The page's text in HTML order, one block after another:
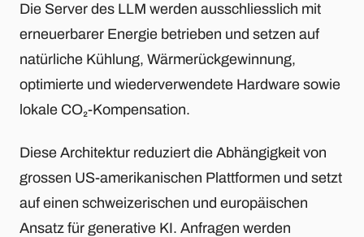
Die Server des LLM werden ausschliesslich mit
erneuerbarer Energie betrieben und setzen auf
natürliche Kühlung, Wärmerückgewinnung,
optimierte und wiederverwendete Hardware sowie
lokale CO₂-Kompensation.
Diese Architektur reduziert die Abhängigkeit von
grossen US-amerikanischen Plattformen und setzt
auf einen schweizerischen und europäischen
Ansatz für generative KI. Anfragen werden